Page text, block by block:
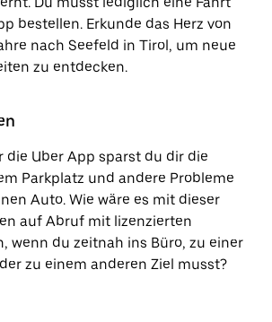
bestellen. Erkunde das Herz von
nach Seefeld in Tirol, um neue
zu entdecken.
die Uber App sparst du dir die
Parkplatz und andere Probleme
Auto. Wie wäre es mit dieser
auf Abruf mit lizenzierten
wenn du zeitnah ins Büro, zu einer
zu einem anderen Ziel musst?